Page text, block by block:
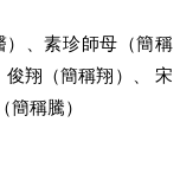
、素珍師母（簡稱
翔（簡稱翔）、 宋
稱騰）